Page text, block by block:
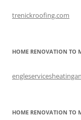
trenickroofing.com
HOME RENOVATION TO
HOME RENOVATION TO